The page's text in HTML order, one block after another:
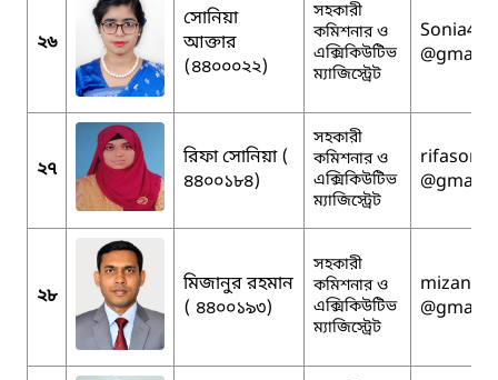
২৬
সোনিয়া
আক্তার
(৪৪০০০২২)
সহকারী
কমিশনার ও
এক্সিকিউটিভ
ম্যাজিস্ট্রেট
২৭
রিফা সোনিয়া (
৪৪০০১৮৪)
সহকারী
কমিশনার ও
এক্সিকিউটিভ
ম্যাজিস্ট্রেট
২৮
মিজানুর রহমান
( ৪৪০০১৯৩)
সহকারী
কমিশনার ও
এক্সিকিউটিভ
ম্যাজিস্ট্রেট